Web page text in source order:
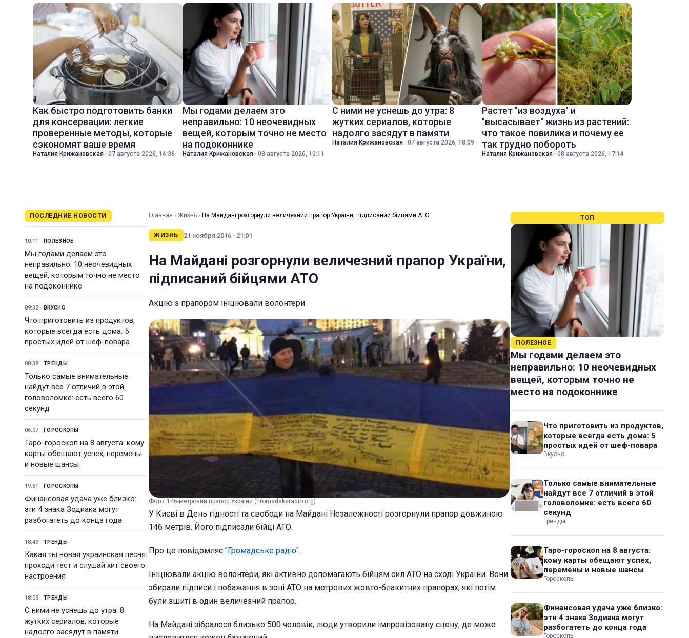
Как быстро подготовить банки
для консервации: легкие
проверенные методы, которые
сэкономят ваше время
Наталия Крижановская · 07 августа 2026, 14:36
Мы годами делаем это
неправильно: 10 неочевидных
вещей, которым точно не место
на подоконнике
Наталия Крижановская · 08 августа 2026, 10:11
С ними не уснешь до утра: 8
жутких сериалов, которые
надолго засядут в памяти
Наталия Крижановская · 07 августа 2026, 18:09
Растет "из воздуха" и
"высасывает" жизнь из растений:
что такое повилика и почему ее
так трудно побороть
Наталия Крижановская · 08 августа 2026, 17:14
ПОСЛЕДНИЕ НОВОСТИ
10:11 ПОЛЕЗНОЕ
Мы годами делаем это
неправильно: 10 неочевидных
вещей, которым точно не место
на подоконнике
09:32 ВКУСНО
Что приготовить из продуктов,
которые всегда есть дома: 5
простых идей от шеф-повара
08:38 ТРЕНДЫ
Только самые внимательные
найдут все 7 отличий в этой
головоломке: есть всего 60
секунд
06:07 ГОРОСКОПЫ
Таро-гороскоп на 8 августа: кому
карты обещают успех, перемены
и новые шансы
19:51 ГОРОСКОПЫ
Финансовая удача уже близко:
эти 4 знака Зодиака могут
разбогатеть до конца года
18:49 ТРЕНДЫ
Какая ты новая украинская песня:
проходи тест и слушай хит своего
настроения
18:09 ТРЕНДЫ
С ними не уснешь до утра: 8
жутких сериалов, которые
надолго засядут в памяти
Главная › Жизнь › На Майдані розгорнули величезний прапор України, підписаний бійцями АТО
ЖИЗНЬ 21 ноября 2016 · 21:01
На Майдані розгорнули величезний прапор України,
підписаний бійцями АТО
Акцію з прапором ініціювали волонтери
Фото: 146-метровий прапор України (hromadskeradio.org)
У Києві в День гідності та свободи на Майдані Незалежності розгорнули прапор довжиною
146 метрів. Його підписали бійці АТО.
Про це повідомляє "Громадське радіо".
Ініціювали акцію волонтери, які активно допомагають бійцям сил АТО на сході України. Вони
збирали підписи і побажання в зоні АТО на метрових жовто-блакитних прапорах, які потім
були зшиті в один величезний прапор.
На Майдані зібралося близько 500 чоловік, люди утворили імпровізовану сцену, де може
ТОП
ПОЛЕЗНОЕ
Мы годами делаем это
неправильно: 10 неочевидных
вещей, которым точно не
место на подоконнике
Что приготовить из продуктов,
которые всегда есть дома: 5
простых идей от шеф-повара
Вкусно
Только самые внимательные
найдут все 7 отличий в этой
головоломке: есть всего 60
секунд
Тренды
Таро-гороскоп на 8 августа:
кому карты обещают успех,
перемены и новые шансы
Гороскопы
Финансовая удача уже близко:
эти 4 знака Зодиака могут
разбогатеть до конца года
Гороскопы